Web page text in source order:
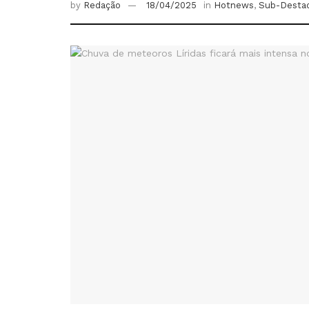
by Redação 18/04/2025 in Hotnews, Sub-